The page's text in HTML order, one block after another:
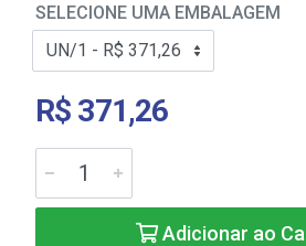
SELECIONE UMA EMBALAGEM
R$ 371,26
Adicionar ao